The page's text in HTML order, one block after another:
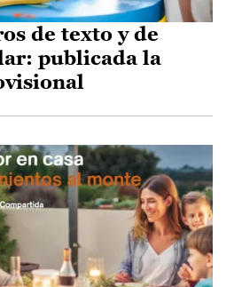
de texto y de
publicada la